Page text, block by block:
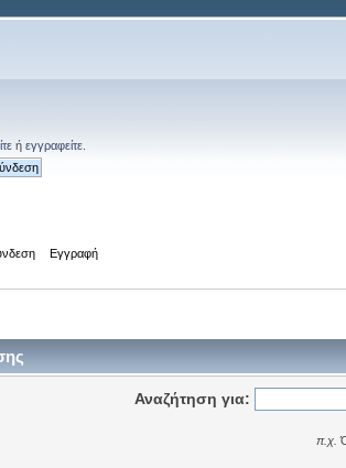
ή εγγραφείτε
Εγγραφή
Αναζήτηση για:
π.χ.